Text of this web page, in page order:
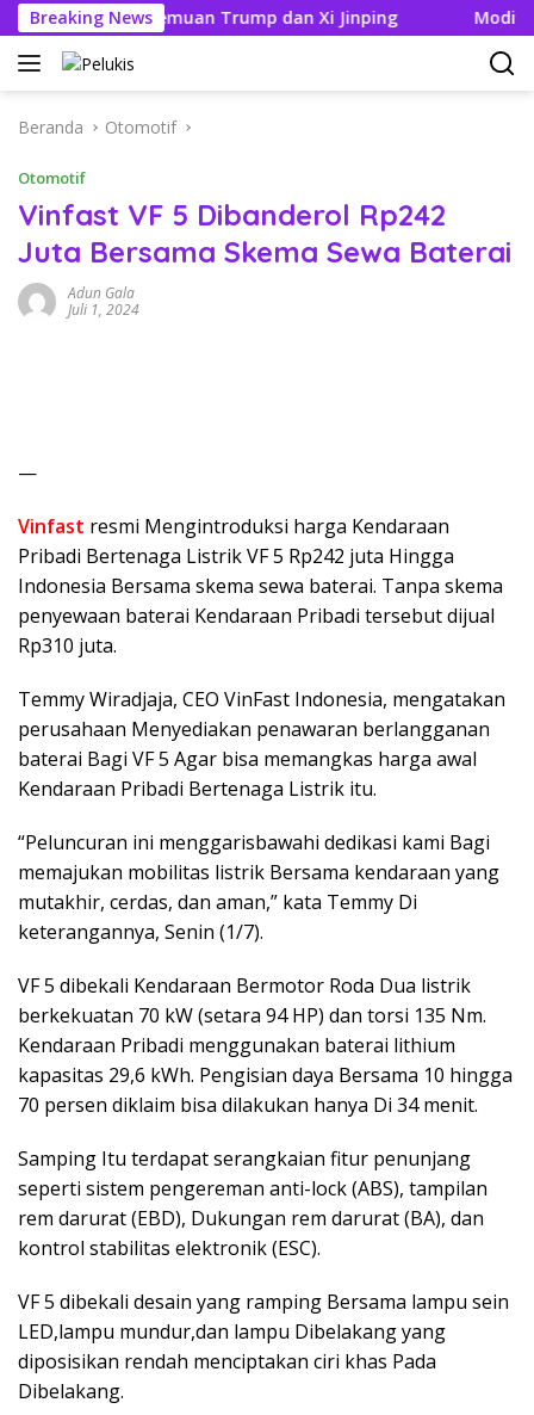
Langsung
ke
konten
Breaking News
Pertemuan Trump dan Xi Jinping Modifikasi
Beranda Otomotif
Otomotif
Vinfast VF 5 Dibanderol Rp242
Juta Bersama Skema Sewa Baterai
Adun Gala
Juli 1, 2024
—
Vinfast resmi Mengintroduksi harga Kendaraan
Pribadi Bertenaga Listrik VF 5 Rp242 juta Hingga
Indonesia Bersama skema sewa baterai. Tanpa skema
penyewaan baterai Kendaraan Pribadi tersebut dijual
Rp310 juta.
Temmy Wiradjaja, CEO VinFast Indonesia, mengatakan
perusahaan Menyediakan penawaran berlangganan
baterai Bagi VF 5 Agar bisa memangkas harga awal
Kendaraan Pribadi Bertenaga Listrik itu.
“Peluncuran ini menggarisbawahi dedikasi kami Bagi
memajukan mobilitas listrik Bersama kendaraan yang
mutakhir, cerdas, dan aman,” kata Temmy Di
keterangannya, Senin (1/7).
VF 5 dibekali Kendaraan Bermotor Roda Dua listrik
berkekuatan 70 kW (setara 94 HP) dan torsi 135 Nm.
Kendaraan Pribadi menggunakan baterai lithium
kapasitas 29,6 kWh. Pengisian daya Bersama 10 hingga
70 persen diklaim bisa dilakukan hanya Di 34 menit.
Samping Itu terdapat serangkaian fitur penunjang
seperti sistem pengereman anti-lock (ABS), tampilan
rem darurat (EBD), Dukungan rem darurat (BA), dan
kontrol stabilitas elektronik (ESC).
VF 5 dibekali desain yang ramping Bersama lampu sein
LED,lampu mundur,dan lampu Dibelakang yang
diposisikan rendah menciptakan ciri khas Pada
Dibelakang.